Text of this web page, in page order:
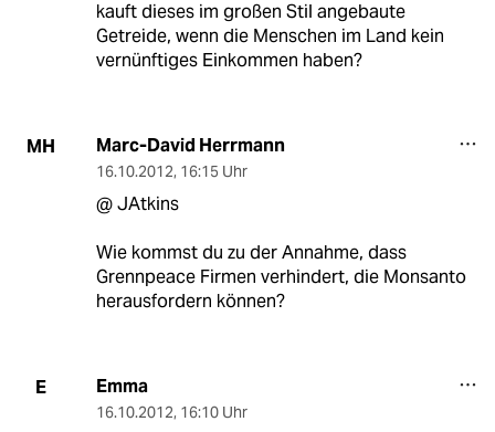
kauft dieses im großen Stil angebaute
Getreide, wenn die Menschen im Land kein
vernünftiges Einkommen haben?
MH Marc-David Herrmann
16.10.2012, 16:15 Uhr
@ JAtkins
Wie kommst du zu der Annahme, dass
Grennpeace Firmen verhindert, die Monsanto
herausfordern können?
E Emma
16.10.2012, 16:10 Uhr